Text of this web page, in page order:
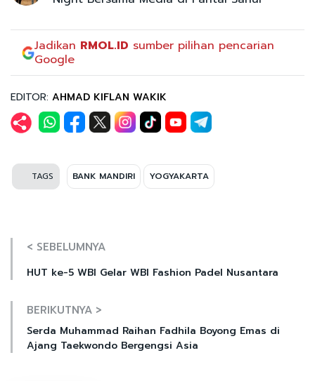
Jadikan RMOL.ID sumber pilihan pencarian
Google
EDITOR: AHMAD KIFLAN WAKIK
TAGS BANK MANDIRI YOGYAKARTA
< SEBELUMNYA
HUT ke-5 WBI Gelar WBI Fashion Padel Nusantara
BERIKUTNYA >
Serda Muhammad Raihan Fadhila Boyong Emas di
Ajang Taekwondo Bergengsi Asia